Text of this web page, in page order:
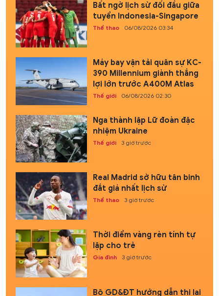
Bất ngờ lịch sử đối đầu giữa
tuyển Indonesia-Singapore
Thể thao 06/08/2026 03:34
Máy bay vận tải quân sự KC-
390 Millennium giành thắng
lợi lớn trước A400M Atlas
Thế giới 06/08/2026 02:30
Nga thành lập Lữ đoàn đặc
nhiệm Ukraine
Thế giới 3 giờ trước
Real Madrid sở hữu tân binh
đắt giá nhất lịch sử
Thể thao 3 giờ trước
Thời điểm vàng rèn tính tự
lập cho trẻ
Gia đình 3 giờ trước
Bộ GD&ĐT hướng dẫn thi lại